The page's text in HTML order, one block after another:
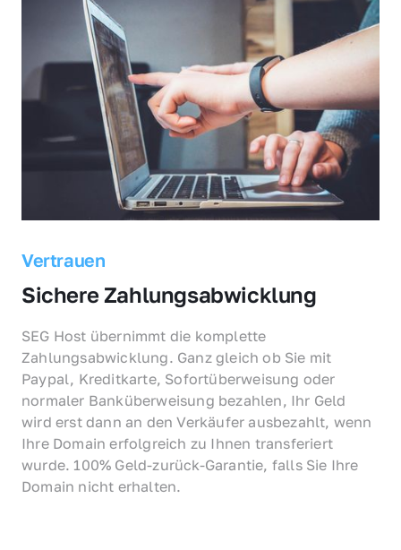
Vertrauen
Sichere Zahlungsabwicklung
SEG Host übernimmt die komplette
Zahlungsabwicklung. Ganz gleich ob Sie mit
Paypal, Kreditkarte, Sofortüberweisung oder
normaler Banküberweisung bezahlen, Ihr Geld
wird erst dann an den Verkäufer ausbezahlt, wenn
Ihre Domain erfolgreich zu Ihnen transferiert
wurde. 100% Geld-zurück-Garantie, falls Sie Ihre
Domain nicht erhalten.